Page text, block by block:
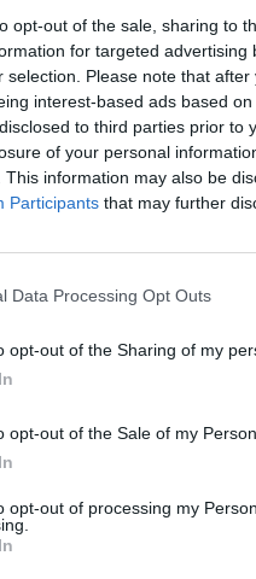
opt-out of the sale, sharing to
for targeted
selection. Please note that
interest-based ads based
to third parties prior to
of your personal
This information may also be
Participants that may further
Data Processing Opt Outs
opt-out of the Sharing of my
opt-out of the Sale of my
opt-out of processing my
σε στενό
δωρεές
ασθένειες και τις
ο Γιώργος
ιστορίας και της